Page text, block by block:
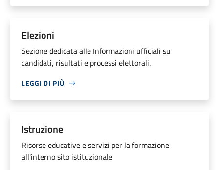
Elezioni
Sezione dedicata alle Informazioni ufficiali su
candidati, risultati e processi elettorali.
LEGGI DI PIÙ
Istruzione
Risorse educative e servizi per la formazione
all'interno sito istituzionale